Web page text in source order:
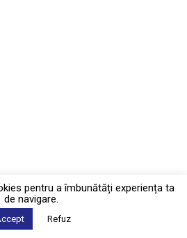
pentru a îmbunătăți experiența ta
de navigare.
Refuz